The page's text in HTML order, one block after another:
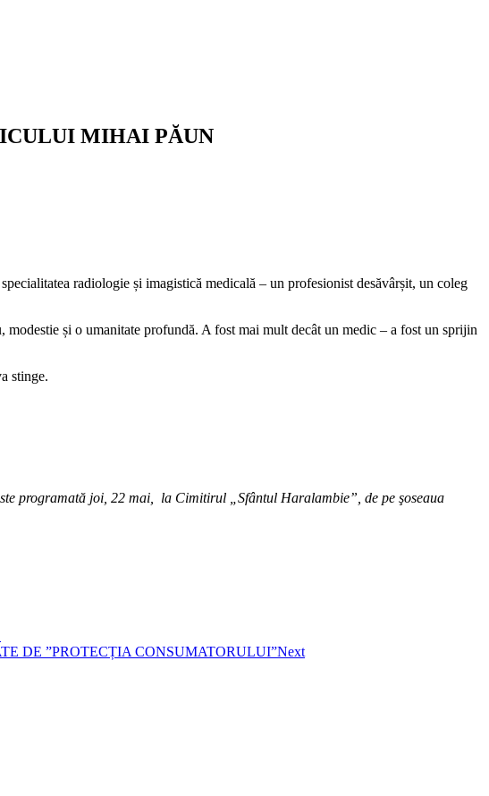
MIHAI PĂUN
radiologie și imagistică medicală – un profesionist desăvârșit, un coleg
și o umanitate profundă. A fost mai mult decât un medic – a fost un sprijin
stinge.
programată joi, 22 mai, la Cimitirul „Sfântul Haralambie”, de pe şoseaua
DE ”PROTECȚIA CONSUMATORULUI”Next